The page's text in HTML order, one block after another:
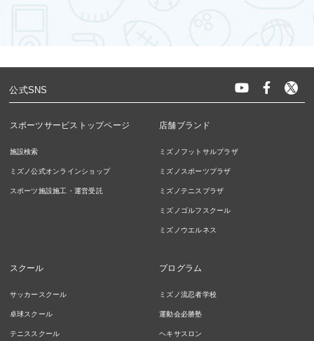
公式SNS
スポーツサービストップページ
施設検索
ミズノ公式オンラインショップ
スポーツ施設施工・運営受託
店舗ブランド
ミズノフットサルプラザ
ミズノスポーツプラザ
ミズノテニスプラザ
ミズノゴルフスクール
ミズノウエルネス
スクール
サッカースクール
卓球スクール
テニススクール
プログラム
ミズノ流忍者学校
運動会必勝塾
ヘキサスロン